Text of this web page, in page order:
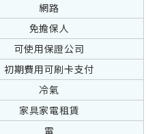
網路
免擔保人
可使用保證公司
初期費用可刷卡支付
冷氣
家具家電租賃
電